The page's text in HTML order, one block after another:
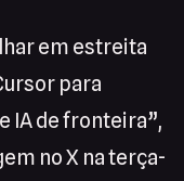
em estreita
para
IA de fronteira”,
no X na terça-